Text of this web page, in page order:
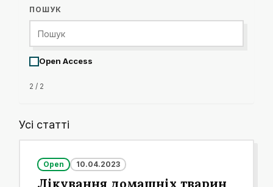
ПОШУК
Open Access
2 / 2
Усі статті
Open 10.04.2023